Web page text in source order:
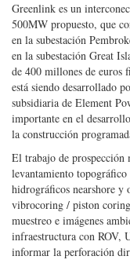
Greenlink es un
500MW propuesto, que
en la subestación
en la subestación Great
de 400 millones de euros
está siendo desarrollado
subsidiaria de Element
importante en el
la construcción
El trabajo de
levantamiento
hidrográficos nearshore y
vibrocoring / piston
muestreo e imágenes
infraestructura con ROV,
informar la perforación